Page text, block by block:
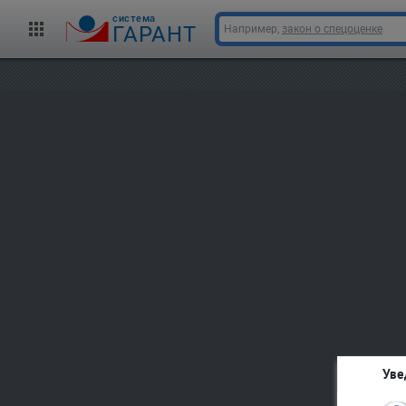
cистема
ГАРАНТ Например, закон о спецоценке